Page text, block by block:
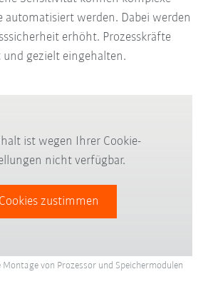
automatisiert werden. Dabei werden
erhöht. Prozesskräfte
gezielt eingehalten.
ist wegen Ihrer Cookie-
nicht verfügbar.
Cookies zustimmen
von Prozessor und Speichermodulen